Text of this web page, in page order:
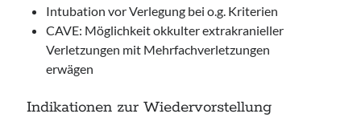
Intubation vor Verlegung bei o.g. Kriterien
CAVE: Möglichkeit okkulter extrakranieller
Verletzungen mit Mehrfachverletzungen
erwägen
Indikationen zur Wiedervorstellung